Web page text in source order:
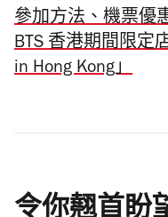
參加方法、機票優
BTS 香港期間限定
in Hong Kong」
令你翹首盼